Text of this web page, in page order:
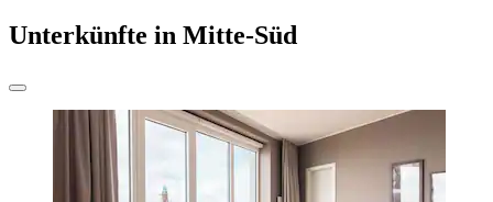
Unterkünfte in Mitte-Süd